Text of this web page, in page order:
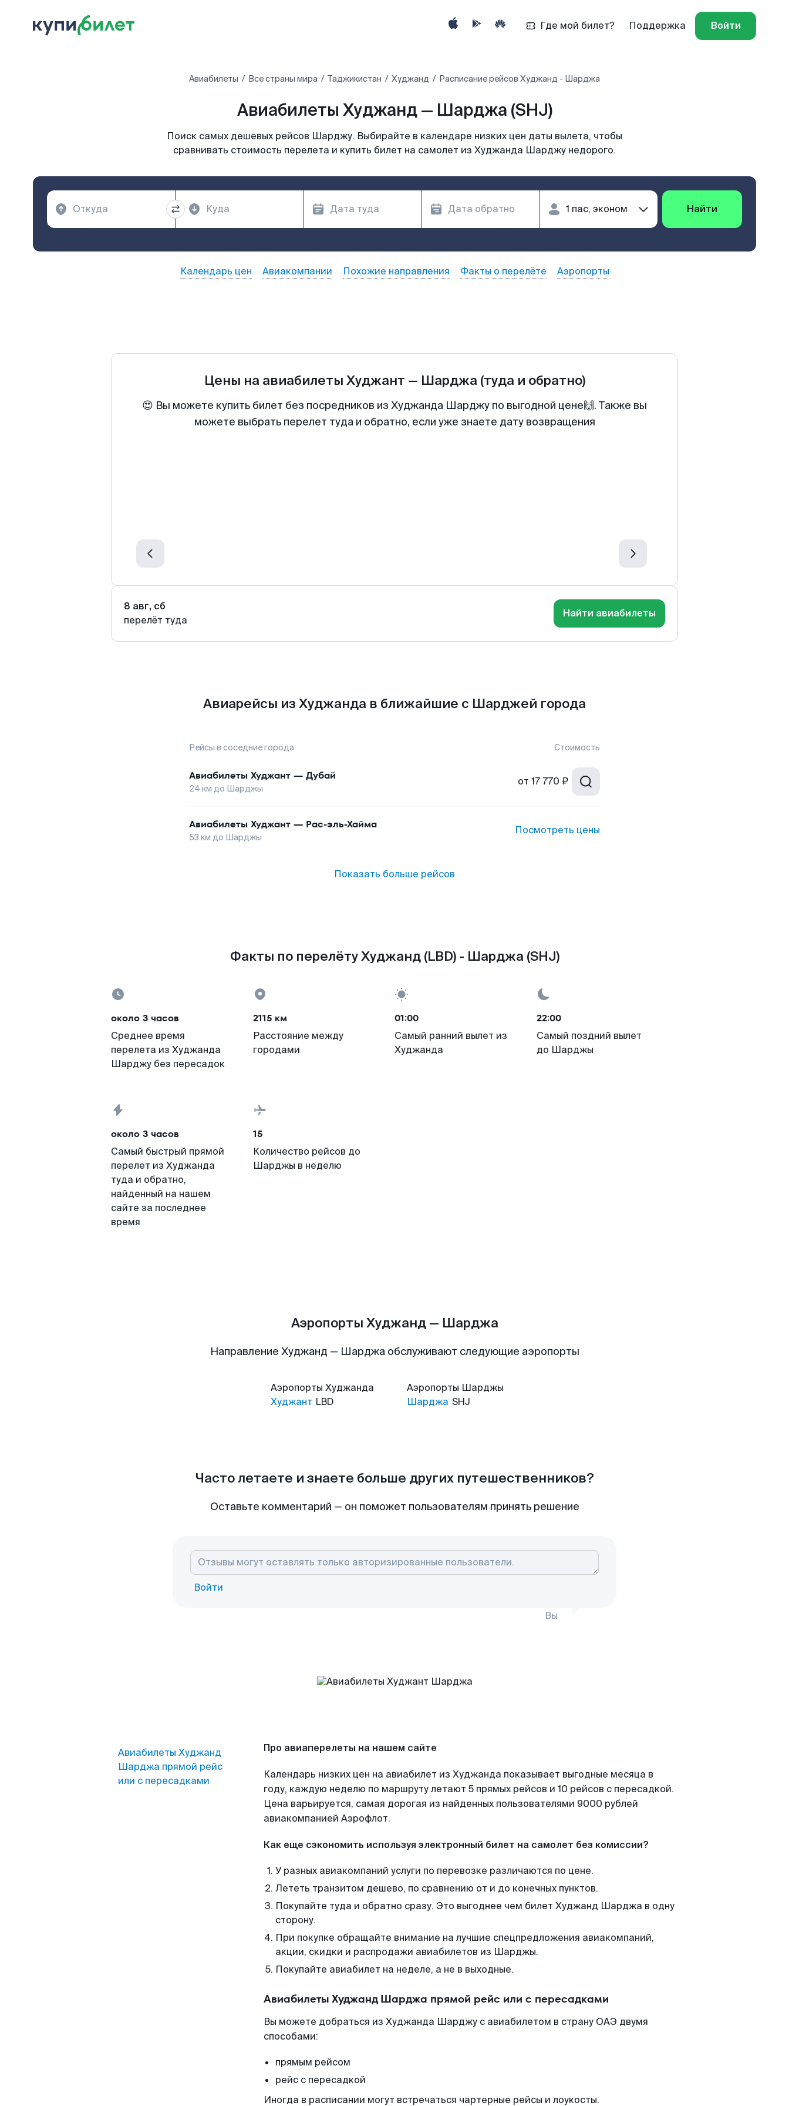
Где мой билет? Поддержка Войти
Авиабилеты Все страны мира Таджикистан Худжанд Расписание рейсов Худжанд - Шарджа
Авиабилеты Худжанд — Шарджа (SHJ)
Поиск самых дешевых рейсов Шарджу. Выбирайте в календаре низких цен даты вылета, чтобы
сравнивать стоимость перелета и купить билет на самолет из Худжанда Шарджу недорого.
Найти
Календарь цен Авиакомпании Похожие направления Факты о перелёте Аэропорты
Цены на авиабилеты Худжант — Шарджа (туда и обратно)
😍 Вы можете купить билет без посредников из Худжанда Шарджу по выгодной цене🙌. Также вы
можете выбрать перелет туда и обратно, если уже знаете дату возвращения
8 авг, сб
перелёт туда
Найти авиабилеты
Авиарейсы из Худжанда в ближайшие с Шарджей города
Рейсы в соседние города Стоимость
Авиабилеты Худжант — Дубай
24 км до Шарджы
от 17 770 ₽
Авиабилеты Худжант — Рас-эль-Хайма
53 км до Шарджы
Посмотреть цены
Показать больше рейсов
Факты по перелёту Худжанд (LBD) - Шарджа (SHJ)
около 3 часов
Среднее время
перелета из Худжанда
Шарджу без пересадок
2115 км
Расстояние между
городами
01:00
Самый ранний вылет из
Худжанда
22:00
Самый поздний вылет
до Шарджы
около 3 часов
Самый быстрый прямой
перелет из Худжанда
туда и обратно,
найденный на нашем
сайте за последнее
время
15
Количество рейсов до
Шарджы в неделю
Аэропорты Худжанд — Шарджа
Направление Худжанд — Шарджа обслуживают следующие аэропорты
Аэропорты Худжанда
Худжант LBD
Аэропорты Шарджы
Шарджа SHJ
Часто летаете и знаете больше других путешественников?
Оставьте комментарий — он поможет пользователям принять решение
Войти
Вы
Авиабилеты Худжанд
Шарджа прямой рейс
или с пересадками
Про авиаперелеты на нашем сайте
Календарь низких цен на авиабилет из Худжанда показывает выгодные месяца в
году, каждую неделю по маршруту летают 5 прямых рейсов и 10 рейсов с пересадкой.
Цена варьируется, самая дорогая из найденных пользователями 9000 рублей
авиакомпанией Аэрофлот.
Как еще сэкономить используя электронный билет на самолет без комиссии?
У разных авиакомпаний услуги по перевозке различаются по цене.
Лететь транзитом дешево, по сравнению от и до конечных пунктов.
Покупайте туда и обратно сразу. Это выгоднее чем билет Худжанд Шарджа в одну
сторону.
При покупке обращайте внимание на лучшие спецпредложения авиакомпаний,
акции, скидки и распродажи авиабилетов из Шарджы.
Покупайте авиабилет на неделе, а не в выходные.
Авиабилеты Худжанд Шарджа прямой рейс или с пересадками
Вы можете добраться из Худжанда Шарджу с авиабилетом в страну ОАЭ двумя
способами:
прямым рейсом
рейс с пересадкой
Иногда в расписании могут встречаться чартерные рейсы и лоукосты.